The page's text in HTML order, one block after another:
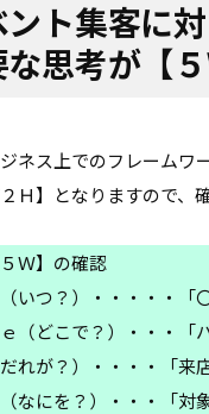
ト集客に
思考が【
ネス上でのフレームワ
Ｈ】となりますので、
Ｗ】の確認
（いつ？）・・・・・
ｅ（どこで？）・・・
れが？）・・・・「
なにを？）・・・「対